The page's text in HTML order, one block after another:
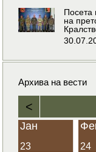
Посета
на
Архива на вести
<
Јан
23 24